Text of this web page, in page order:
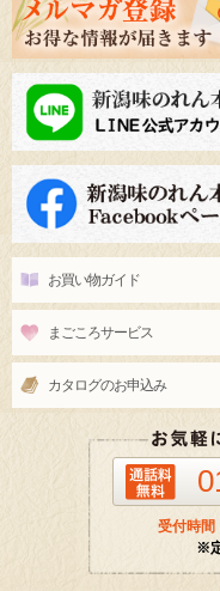
お買い物ガイド
まごころサービス
カタログのお申込み
受付時間
※